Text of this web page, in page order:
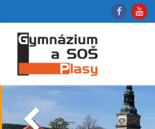
na
obsah